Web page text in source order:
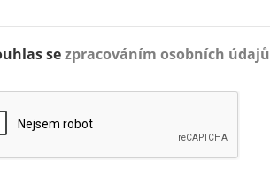
sezpracováním osobních údajů